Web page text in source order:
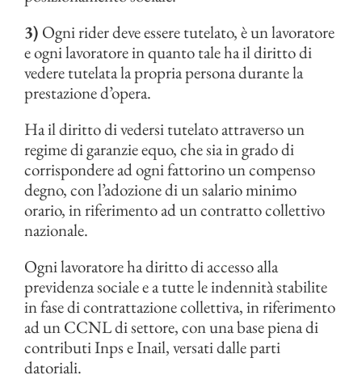
3) Ogni rider deve essere tutelato, è un lavoratore
e ogni lavoratore in quanto tale ha il diritto di
vedere tutelata la propria persona durante la
prestazione d’opera.
Ha il diritto di vedersi tutelato attraverso un
regime di garanzie equo, che sia in grado di
corrispondere ad ogni fattorino un compenso
degno, con l’adozione di un salario minimo
orario, in riferimento ad un contratto collettivo
nazionale.
Ogni lavoratore ha diritto di accesso alla
previdenza sociale e a tutte le indennità stabilite
in fase di contrattazione collettiva, in riferimento
ad un CCNL di settore, con una base piena di
contributi Inps e Inail, versati dalle parti
datoriali.